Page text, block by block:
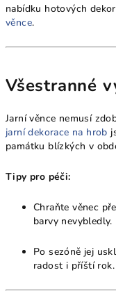
nabídku hotových
věnce.
Všestranné
Jarní věnce nemusí
jarní dekorace na hrob
památku blízkých v
Tipy pro péči:
Chraňte věnec
barvy nevybledly.
Po sezóně jej
radost i příští rok.